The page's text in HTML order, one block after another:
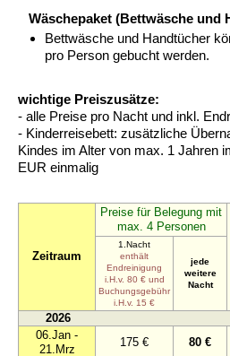
Wäschepaket (Bettwäsche und
Bettwäsche und Handtücher
pro Person gebucht werden.
wichtige Preiszusätze:
- alle Preise pro Nacht und inkl.
- Kinderreisebett: zusätzliche
Kindes im Alter von max. 1 Jahren
EUR einmalig
Zeitraum
Preise für Belegung mit
max. 4 Personen
1.Nacht
enthält
Endreinigung
i.H.v. 80 € und
Buchungsgebühr
i.H.v. 15 €
jede
weitere
Nacht
2026
06.Jan -
21.Mrz
175 € 80 €